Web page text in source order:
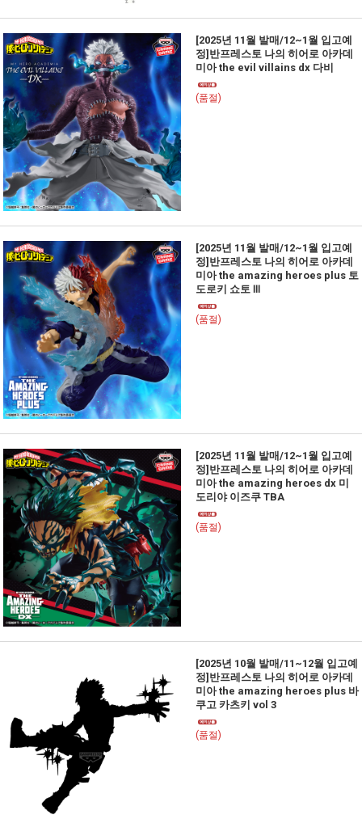
[2025년 11월 발매/12~1월 입고예
정]반프레스토 나의 히어로 아카데
미아 the evil villains dx 다비
(품절)
[2025년 11월 발매/12~1월 입고예
정]반프레스토 나의 히어로 아카데
미아 the amazing heroes plus 토
도로키 쇼토 Ⅲ
(품절)
[2025년 11월 발매/12~1월 입고예
정]반프레스토 나의 히어로 아카데
미아 the amazing heroes dx 미
도리야 이즈쿠 TBA
(품절)
[2025년 10월 발매/11~12월 입고예
정]반프레스토 나의 히어로 아카데
미아 the amazing heroes plus 바
쿠고 카츠키 vol 3
(품절)